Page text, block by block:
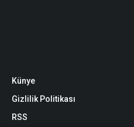
Künye
Gizlilik Politikası
RSS